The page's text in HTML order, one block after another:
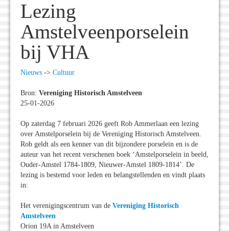
Lezing
Amstelveenporselein
bij VHA
Nieuws -> Cultuur
Bron: Vereniging Historisch Amstelveen
25-01-2026
Op zaterdag 7 februari 2026 geeft Rob Ammerlaan een lezing
over Amstelporselein bij de Vereniging Historisch Amstelveen.
Rob geldt als een kenner van dit bijzondere porselein en is de
auteur van het recent verschenen boek ‘Amstelporselein in beeld,
Ouder-Amstel 1784-1809, Nieuwer-Amstel 1809-1814’. De
lezing is bestemd voor leden en belangstellenden en vindt plaats
in:
Het verenigingscentrum van de Vereniging Historisch
Amstelveen
Orion 19A in Amstelveen